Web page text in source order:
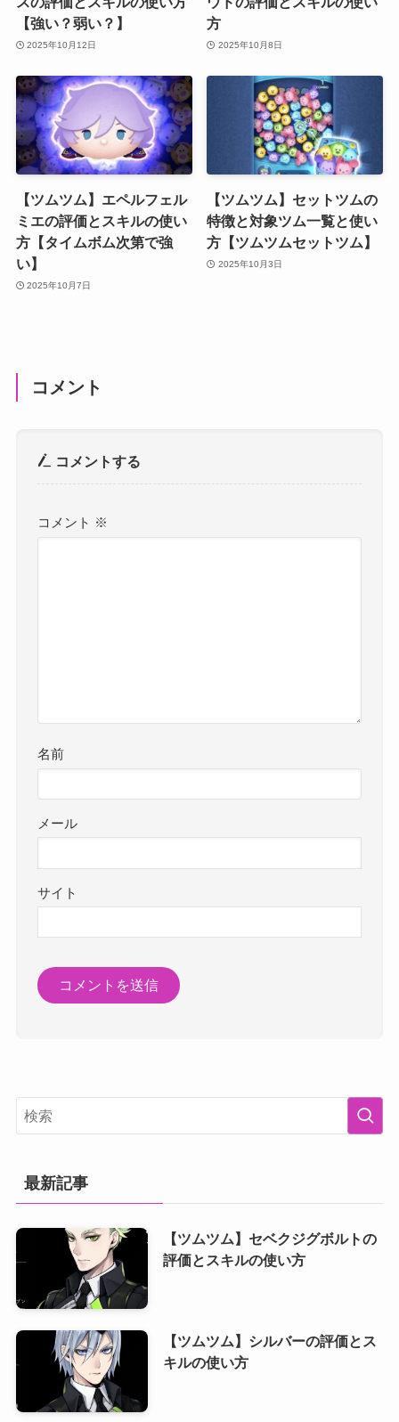
【強い？弱い？】
2025年10月12日
方
2025年10月8日
【ツムツム】エペルフェル
ミエの評価とスキルの使い
方【タイムボム次第で強
い】
2025年10月7日
【ツムツム】セットツムの
特徴と対象ツム一覧と使い
方【ツムツムセットツム】
2025年10月3日
コメント
コメントする
コメント ※
名前
メール
サイト
最新記事
【ツムツム】セベクジグボルトの
評価とスキルの使い方
【ツムツム】シルバーの評価とス
キルの使い方